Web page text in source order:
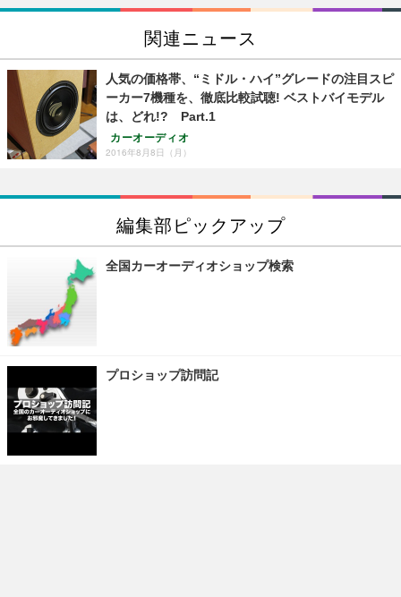
関連ニュース
人気の価格帯、“ミドル・ハイ”グレードの注目スピ
ーカー7機種を、徹底比較試聴! ベストバイモデル
は、どれ!? Part.1
カーオーディオ
2016年8月8日（月）
編集部ピックアップ
全国カーオーディオショップ検索
プロショップ訪問記